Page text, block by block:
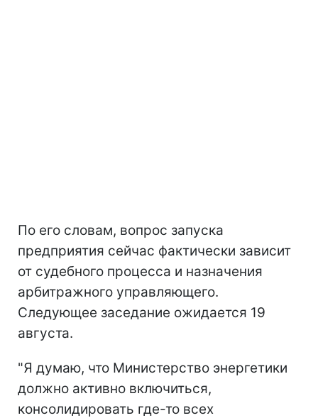
По его словам, вопрос запуска
предприятия сейчас фактически зависит
от судебного процесса и назначения
арбитражного управляющего.
Следующее заседание ожидается 19
августа.
"Я думаю, что Министерство энергетики
должно активно включиться,
консолидировать где-то всех